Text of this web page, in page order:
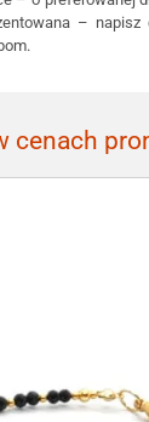
–
cenach